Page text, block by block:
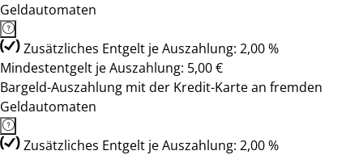
Geldautomaten
Zusätzliches Entgelt je Auszahlung: 2,00 %
Mindestentgelt je Auszahlung: 5,00 €
Bargeld-Auszahlung mit der Kredit-Karte an fremden
Geldautomaten
Zusätzliches Entgelt je Auszahlung: 2,00 %